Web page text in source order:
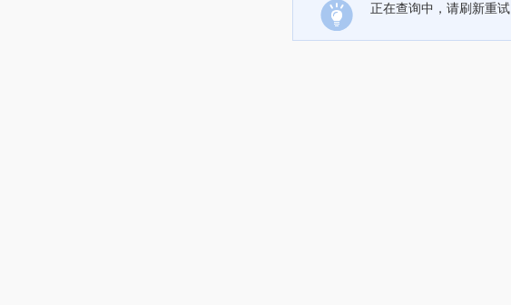
正在查询中，请刷新重试